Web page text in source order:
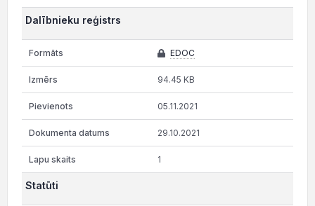
Dalībnieku reģistrs
EDOC
94.45 KB
05.11.2021
29.10.2021
1
Statūti